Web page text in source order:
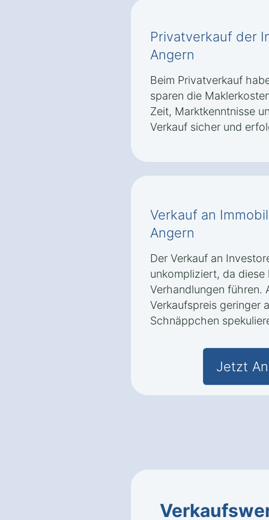
Privatverkauf der
Angern
Beim Privatverkauf
sparen die
Zeit, Marktkenntnisse
Verkauf sicher und
Verkauf an
Angern
Der Verkauf an
unkompliziert, da diese
Verhandlungen führen.
Verkaufspreis geringer
Schnäppchen
Jetzt